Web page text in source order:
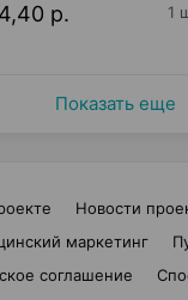
4,40 р. 1
Показать еще
Новости
маркетинг
соглашение